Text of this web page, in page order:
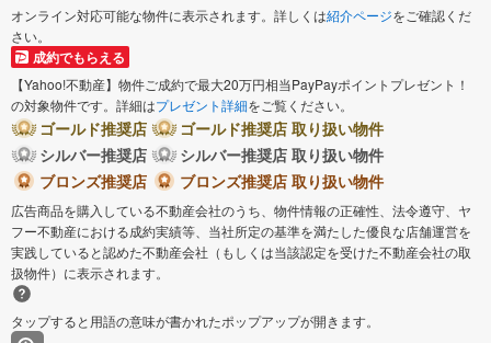
オンライン対応可能な物件に表示されます。詳しくは紹介ページをご確認くだ
さい。
成約でもらえる
【Yahoo!不動産】物件ご成約で最大20万円相当PayPayポイントプレゼント！
の対象物件です。詳細はプレゼント詳細をご覧ください。
ゴールド推奨店
ゴールド推奨店 取り扱い物件
シルバー推奨店
シルバー推奨店 取り扱い物件
ブロンズ推奨店
ブロンズ推奨店 取り扱い物件
広告商品を購入している不動産会社のうち、物件情報の正確性、法令遵守、ヤ
フー不動産における成約実績等、当社所定の基準を満たした優良な店舗運営を
実践していると認めた不動産会社（もしくは当該認定を受けた不動産会社の取
扱物件）に表示されます。
タップすると用語の意味が書かれたポップアップが開きます。